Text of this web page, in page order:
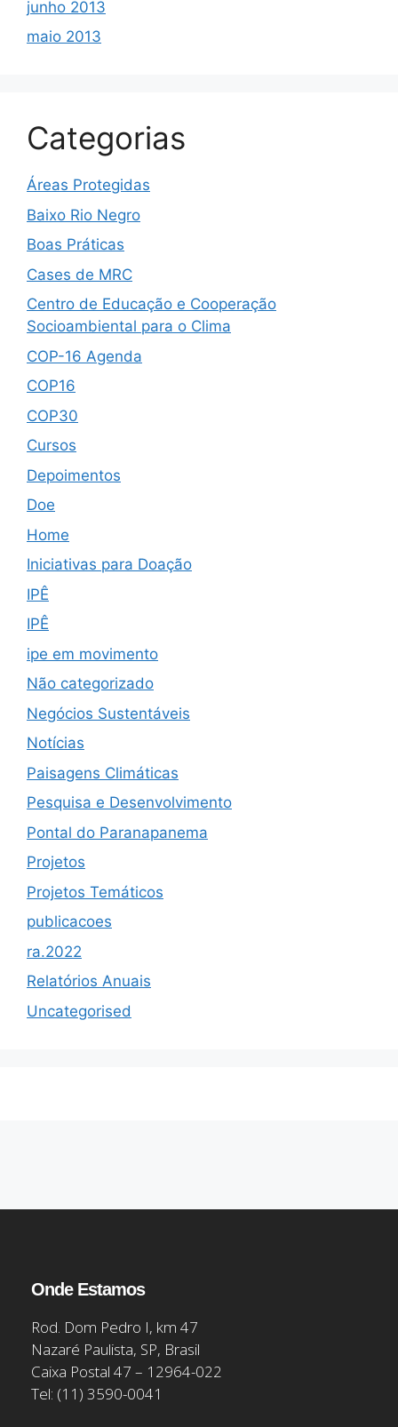
junho 2013
maio 2013
Categorias
Áreas Protegidas
Baixo Rio Negro
Boas Práticas
Cases de MRC
Centro de Educação e Cooperação
Socioambiental para o Clima
COP-16 Agenda
COP16
COP30
Cursos
Depoimentos
Doe
Home
Iniciativas para Doação
IPÊ
IPÊ
ipe em movimento
Não categorizado
Negócios Sustentáveis
Notícias
Paisagens Climáticas
Pesquisa e Desenvolvimento
Pontal do Paranapanema
Projetos
Projetos Temáticos
publicacoes
ra.2022
Relatórios Anuais
Uncategorised
Onde Estamos
Rod. Dom Pedro I, km 47
Nazaré Paulista, SP, Brasil
Caixa Postal 47 – 12964-022
Tel: (11) 3590-0041